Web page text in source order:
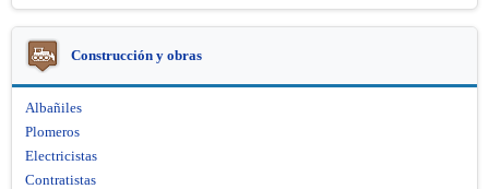
Construcción y obras
Albañiles
Plomeros
Electricistas
Contratistas